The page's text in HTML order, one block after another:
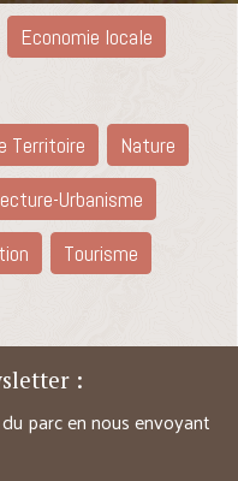
Economie locale
Territoire
Nature
Urbanisme
Tourisme
:
parc en nous envoyant